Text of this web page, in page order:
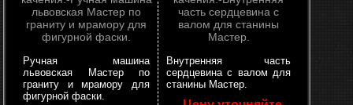
Ручная машина
львовская Мастер по
граниту и мрамору для
фигурной фаски.
Внутренняя часть
сердцевина с валом для
станины Мастер.